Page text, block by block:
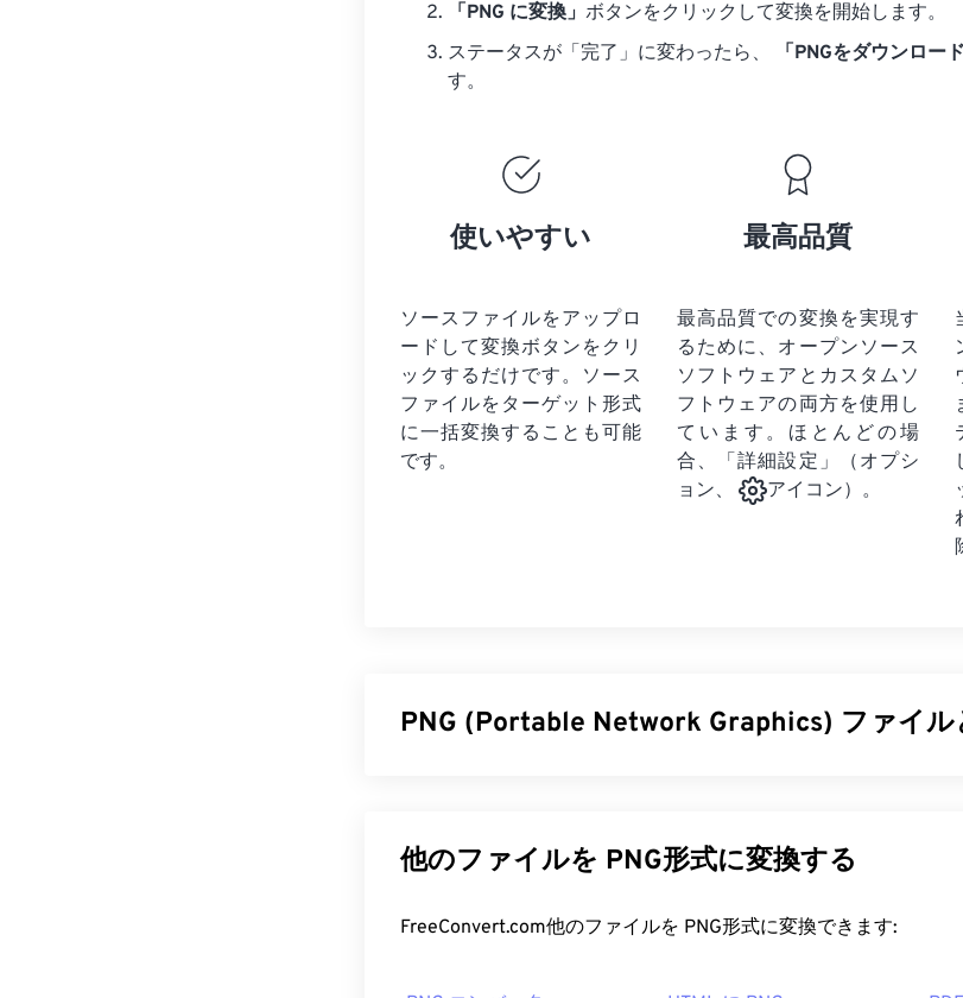
「PNG に変換」 ボタンをクリックして変換を開始します。
ステータスが「完了」に変わったら、
「PNGをダウンロード
す。
使いやすい
ソースファイルをアップロ
ードして変換ボタンをクリ
ックするだけです。 ソース
ファイルを ターゲット形式
に一括変換することも可能
です。
最高品質
最高品質での変換を実現す
るために、オープンソース
ソフトウェアとカスタムソ
フトウェアの両方を使用し
ています。ほとんどの場
合、「詳細設定」（オプシ
ョン、
アイコン）。
PNG (Portable Network Graphics) ファイル
ポートしているため、アイコンやグラフィックデザインに最適で
高いアニメーションもサポートしています（GIFからAPNGへの変
す。
PNG ファイルを開くにはどうすればいいで
他のファイルを PNG形式に変換する
FreeConvert.com他のファイルを PNG形式に変換できます: